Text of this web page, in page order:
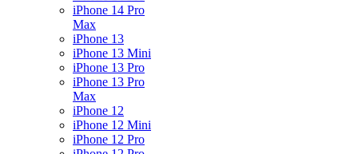
iPhone 14 Pro
Max
iPhone 13
iPhone 13 Mini
iPhone 13 Pro
iPhone 13 Pro
Max
iPhone 12
iPhone 12 Mini
iPhone 12 Pro